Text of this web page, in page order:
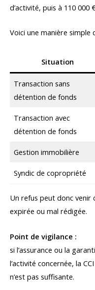
d’activité, puis à 110 000
Voici une manière simple
Situation
Transaction sans
détention de fonds
Transaction avec
détention de fonds
Gestion immobilière
Syndic de copropriété
Un refus peut donc venir
expirée ou mal rédigée.
Point de vigilance :
si l’assurance ou la
l’activité concernée, la
n’est pas suffisante.